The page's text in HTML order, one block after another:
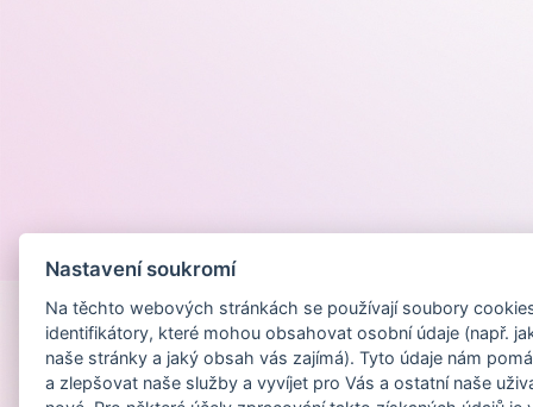
Nastavení soukromí
Na těchto webových stránkách se používají soubory
identifikátory, které mohou obsahovat osobní údaje (např.
naše stránky a jaký obsah vás zajímá). Tyto údaje nám
a zlepšovat naše služby a vyvíjet pro Vás a ostatní naše